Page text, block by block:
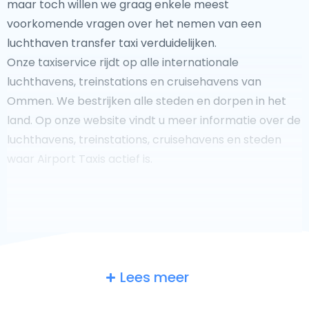
maar toch willen we graag enkele meest
voorkomende vragen over het nemen van een
luchthaven transfer taxi verduidelijken.
Onze taxiservice rijdt op alle internationale
luchthavens, treinstations en cruisehavens van
Ommen. We bestrijken alle steden en dorpen in het
land. Op onze website vindt u meer informatie over de
luchthavens, treinstations, cruisehavens en steden
waar Airport Taxis actief is.
Lees meer